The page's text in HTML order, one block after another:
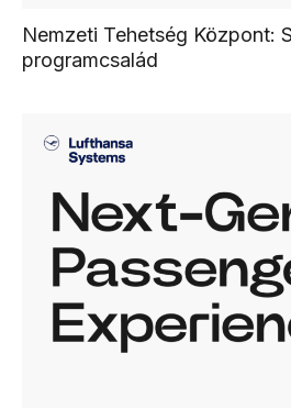
Nemzeti Tehetség Központ:
programcsalád